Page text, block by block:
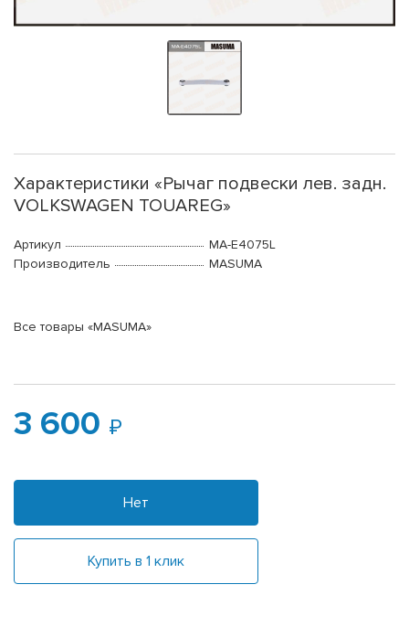
Характеристики «Рычаг подвески лев. задн.
VOLKSWAGEN TOUAREG»
Артикул
MA-E4075L
Производитель
MASUMA
Все товары «MASUMA»
3 600
Нет
Купить в 1 клик